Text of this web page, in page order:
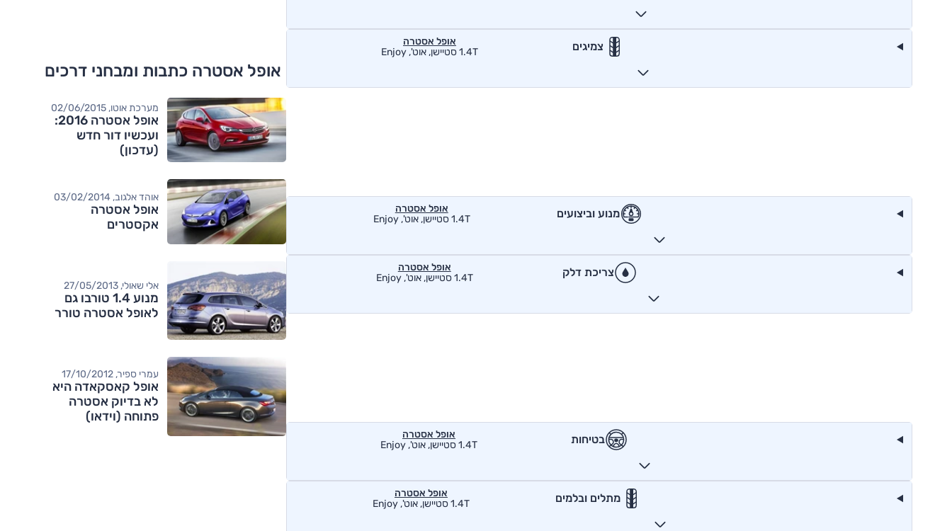
צמיגים
אופל אסטרה
1.4T סטיישן, אוט', Enjoy
מנוע וביצועים
אופל אסטרה
1.4T סטיישן, אוט', Enjoy
צריכת דלק
אופל אסטרה
1.4T סטיישן, אוט', Enjoy
בטיחות
אופל אסטרה
1.4T סטיישן, אוט', Enjoy
מתלים ובלמים
אופל אסטרה
1.4T סטיישן, אוט', Enjoy
אופל אסטרה כתבות ומבחני דרכים
מערכת אוטו, 02/06/2015
אופל אסטרה 2016:
ועכשיו דור חדש
(עדכון)
אוהד אלגוב, 03/02/2014
אופל אסטרה
אקסטרים
אלי שאולי, 27/05/2013
מנוע 1.4 טורבו גם
לאופל אסטרה טורר
עמרי ספיר, 17/10/2012
אופל קאסקאדה היא
לא בדיוק אסטרה
פתוחה (וידאו)